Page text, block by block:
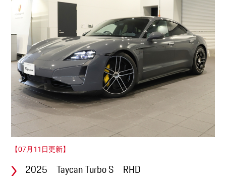
【07月11日更新】
2025 Taycan Turbo S RHD